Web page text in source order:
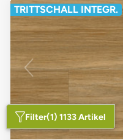
TRITTSCHALL INTEGR.
Filter(1) 1133 Artikel